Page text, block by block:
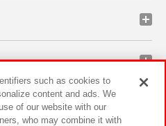
such as cookies to
content and ads. We
of our website with our
who may combine it with